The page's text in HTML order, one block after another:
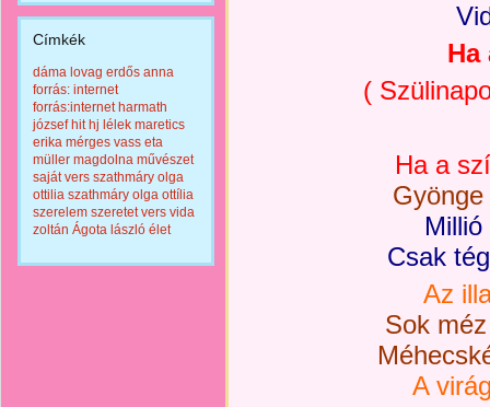
Címkék
dáma lovag erdős anna
forrás: internet
forrás:internet harmath
józsef hit hj lélek maretics
erika mérges vass eta
müller magdolna művészet
saját vers szathmáry olga
ottilia szathmáry olga ottília
szerelem szeretet vers vida
zoltán Ágota lászló élet
Ha
(
Ha a
Csak
Az
Sok
A